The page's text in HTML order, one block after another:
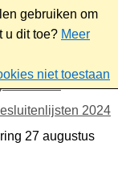
gebruiken om
u dit toe? Meer
niet toestaan
bestuur
2024
27 augustus